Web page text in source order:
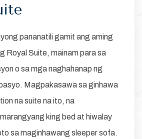
pananatili gamit ang aming
Royal Suite, mainam para sa
o sa mga naghahanap ng
Magpakasawa sa ginhawa
na suite na ito, na
king bed at hiwalay
sa maginhawang sleeper sofa.